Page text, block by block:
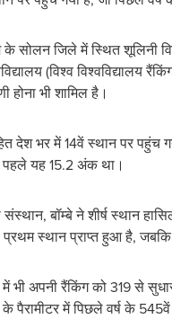
जिले में स्थित शूलिनी
(विश्व विश्वविद्यालय
होना भी शामिल है।
देश भर में 14वें स्थान पर
पहले यह 15.2 अंक था।
संस्थान, बॉम्बे ने शीर्ष स्थान
स्थान प्राप्त हुआ है,
में भी अपनी रैंकिंग को 319 से
के पैरामीटर में पिछले वर्ष के